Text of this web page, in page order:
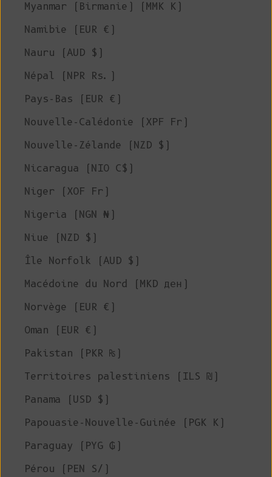
Myanmar (Birmanie) (MMK K)
Namibie (EUR €)
Nauru (AUD $)
Népal (NPR Rs.)
Pays-Bas (EUR €)
Nouvelle-Calédonie (XPF Fr)
Nouvelle-Zélande (NZD $)
Nicaragua (NIO C$)
Niger (XOF Fr)
Nigeria (NGN ₦)
Niue (NZD $)
Île Norfolk (AUD $)
Macédoine du Nord (MKD ден)
Norvège (EUR €)
Oman (EUR €)
Pakistan (PKR ₨)
Territoires palestiniens (ILS ₪)
Panama (USD $)
Papouasie-Nouvelle-Guinée (PGK K)
Paraguay (PYG ₲)
Pérou (PEN S/)